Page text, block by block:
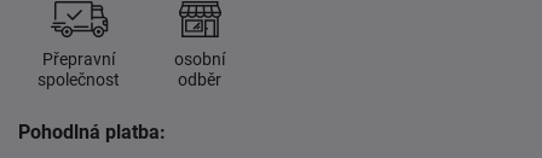
Přepravní
společnost
osobní
odběr
Pohodlná platba: